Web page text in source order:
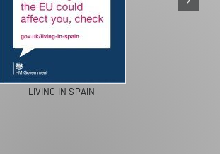
LIVING IN SPAIN